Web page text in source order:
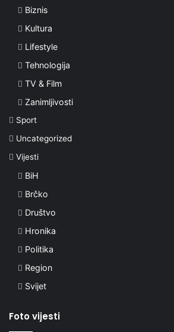
Biznis
Kultura
Lifestyle
Tehnologija
TV & Film
Zanimljivosti
Sport
Uncategorized
Vijesti
BiH
Brčko
Društvo
Hronika
Politika
Region
Svijet
Foto vijesti